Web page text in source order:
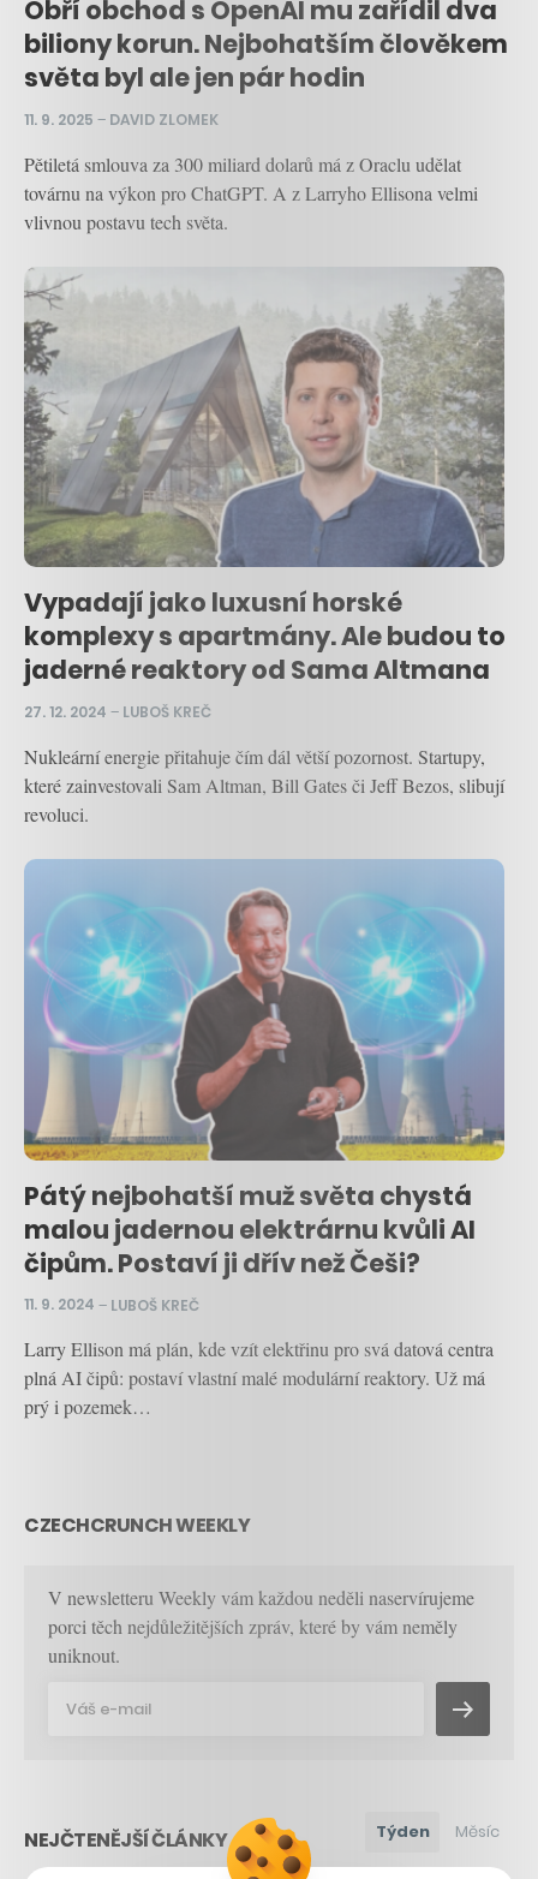
Obří obchod s OpenAI mu zařídil dva
biliony korun. Nejbohatším člověkem
světa byl ale jen pár hodin
11. 9. 2025 – DAVID ZLOMEK
Pětiletá smlouva za 300 miliard dolarů má z Oraclu udělat
továrnu na výkon pro ChatGPT. A z Larryho Ellisona velmi
vlivnou postavu tech světa.
Vypadají jako luxusní horské
komplexy s apartmány. Ale budou to
jaderné reaktory od Sama Altmana
27. 12. 2024 – LUBOŠ KREČ
Nukleární energie přitahuje čím dál větší pozornost. Startupy,
které zainvestovali Sam Altman, Bill Gates či Jeff Bezos, slibují
revoluci.
Pátý nejbohatší muž světa chystá
malou jadernou elektrárnu kvůli AI
čipům. Postaví ji dřív než Češi?
11. 9. 2024 – LUBOŠ KREČ
Larry Ellison má plán, kde vzít elektřinu pro svá datová centra
plná AI čipů: postaví vlastní malé modulární reaktory. Už má
prý i pozemek…
CZECHCRUNCH WEEKLY
V newsletteru Weekly vám každou neděli naservírujeme
porci těch nejdůležitějších zpráv, které by vám neměly
uniknout.
NEJČTENĚJŠÍ ČLÁNKY Týden Měsíc